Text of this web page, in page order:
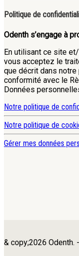
Politique de
Odenth s’engage à
En utilisant ce site
vous acceptez le
que décrit dans
conformité avec le
Données
Notre politique de
Notre politique de
Gérer mes données
& copy;2026